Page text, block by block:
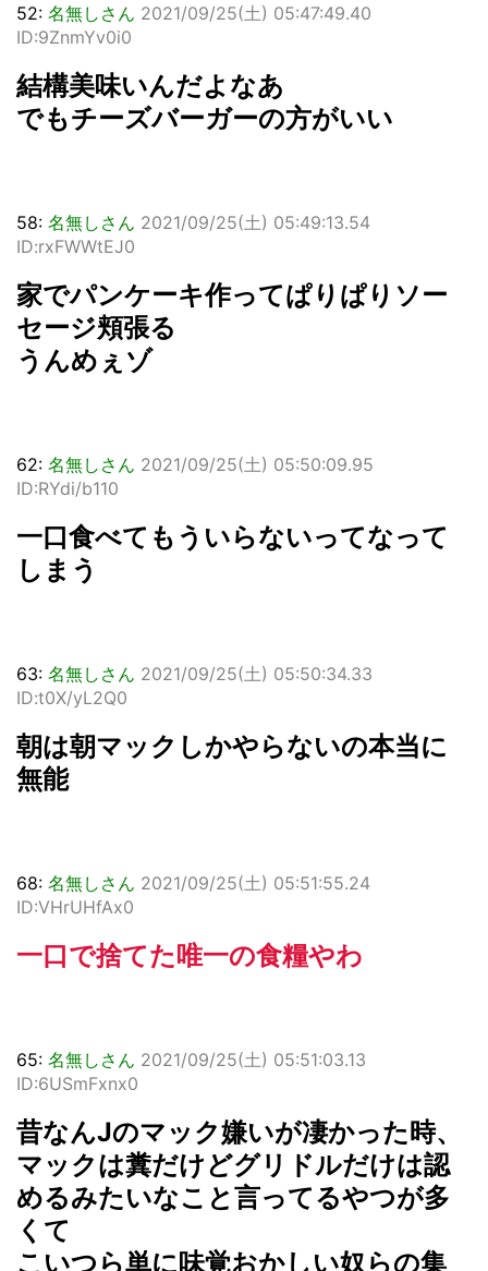
52: 名無しさん 2021/09/25(土) 05:47:49.40
ID:9ZnmYv0i0
結構美味いんだよなあ
でもチーズバーガーの方がいい
58: 名無しさん 2021/09/25(土) 05:49:13.54
ID:rxFWWtEJ0
家でパンケーキ作ってぱりぱりソー
セージ頬張る
うんめぇゾ
62: 名無しさん 2021/09/25(土) 05:50:09.95
ID:RYdi/b110
一口食べてもういらないってなって
しまう
63: 名無しさん 2021/09/25(土) 05:50:34.33
ID:t0X/yL2Q0
朝は朝マックしかやらないの本当に
無能
68: 名無しさん 2021/09/25(土) 05:51:55.24
ID:VHrUHfAx0
一口で捨てた唯一の食糧やわ
65: 名無しさん 2021/09/25(土) 05:51:03.13
ID:6USmFxnx0
昔なんJのマック嫌いが凄かった時、
マックは糞だけどグリドルだけは認
めるみたいなこと言ってるやつが多
くて
こいつら単に味覚おかしい奴らの集